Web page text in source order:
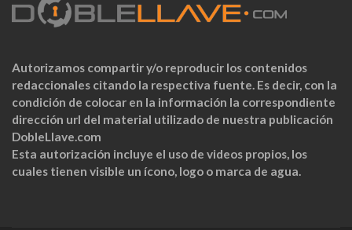
Autorizamos compartir y/o reproducir los contenidos
redaccionales citando la respectiva fuente. Es decir, con la
condición de colocar en la información la correspondiente
dirección url del material utilizado de nuestra publicación
DobleLlave.com
Esta autorización incluye el uso de videos propios, los
cuales tienen visible un ícono, logo o marca de agua.